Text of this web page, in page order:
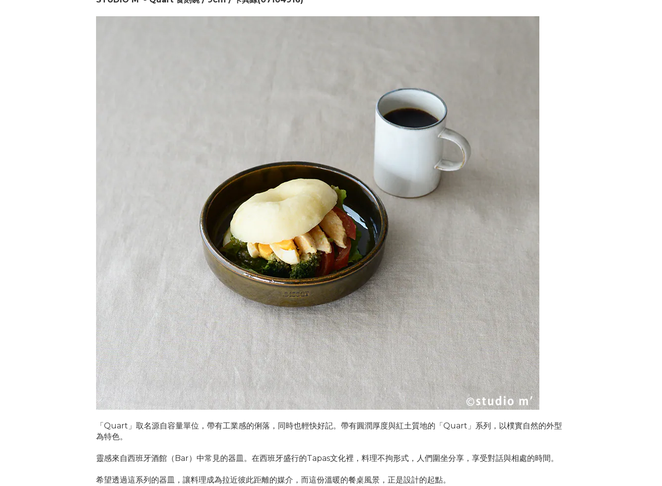
「Quart」取名源自容量單位，帶有工業感的俐落，同時也輕快好記。 帶有圓潤厚度與紅土質地的「Quart」系列，以樸實自然的外型
為特色。
靈感來自西班牙酒館（Bar）中常見的器皿。在西班牙盛行的Tapas文化裡，料理不拘形式，人們圍坐分享，享受對話與相處的時間。
希望透過這系列的器皿，讓料理成為拉近彼此距離的媒介，而這份溫暖的餐桌風景，正是設計的起點。